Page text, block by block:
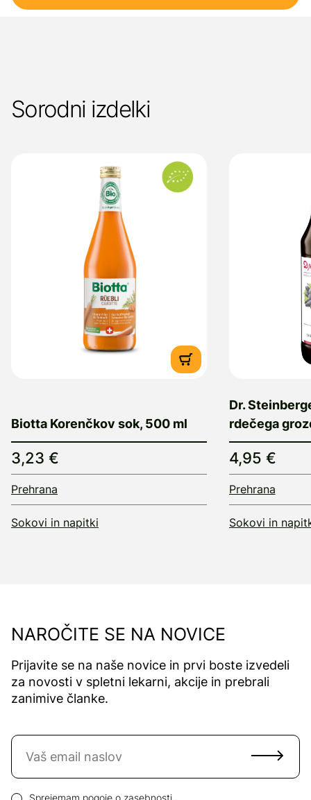
Sorodni izdelki
Biotta Korenčkov sok, 500 ml
3,23 €
Prehrana
Sokovi in napitki
Dr.
rdečega
4,95 €
Prehrana
Sokovi in
NAROČITE SE NA NOVICE
Prijavite se na naše novice in prvi boste izvedeli
za novosti v spletni lekarni, akcije in prebrali
zanimive članke.
Naročite se na novice
Pogoji zasebnosti